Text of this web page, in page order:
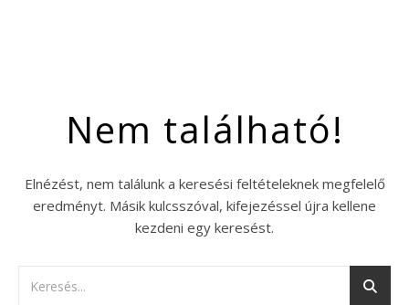
Nem található!
Elnézést, nem találunk a keresési feltételeknek megfelelő
eredményt. Másik kulcsszóval, kifejezéssel újra kellene
kezdeni egy keresést.